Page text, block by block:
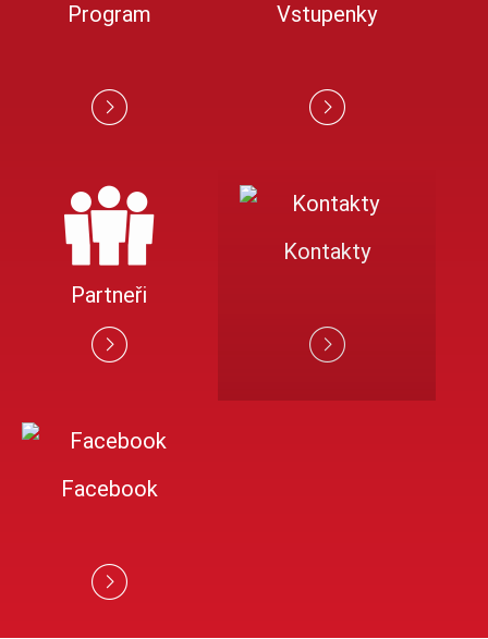
Program Vstupenky
Partneři
Kontakty
Facebook